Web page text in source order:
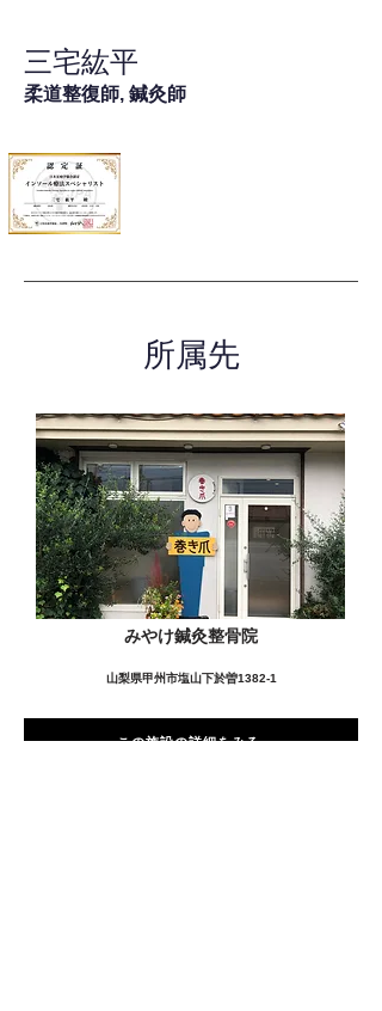
三宅紘平
柔道整復師, 鍼灸師
所属先
みやけ鍼灸整骨院
山梨県甲州市塩山下於曽1382-1
この施設の詳細をみる